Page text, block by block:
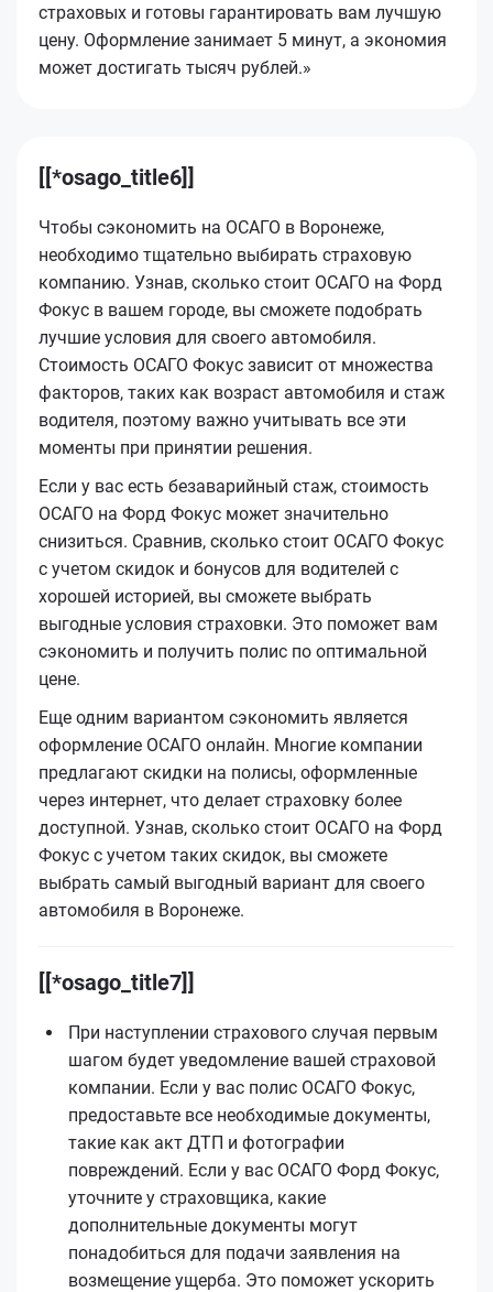
страховых и готовы гарантировать вам лучшую
цену. Оформление занимает 5 минут, а экономия
может достигать тысяч рублей.»
[[*osago_title6]]
Чтобы сэкономить на ОСАГО в Воронеже,
необходимо тщательно выбирать страховую
компанию. Узнав, сколько стоит ОСАГО на Форд
Фокус в вашем городе, вы сможете подобрать
лучшие условия для своего автомобиля.
Стоимость ОСАГО Фокус зависит от множества
факторов, таких как возраст автомобиля и стаж
водителя, поэтому важно учитывать все эти
моменты при принятии решения.
Если у вас есть безаварийный стаж, стоимость
ОСАГО на Форд Фокус может значительно
снизиться. Сравнив, сколько стоит ОСАГО Фокус
с учетом скидок и бонусов для водителей с
хорошей историей, вы сможете выбрать
выгодные условия страховки. Это поможет вам
сэкономить и получить полис по оптимальной
цене.
Еще одним вариантом сэкономить является
оформление ОСАГО онлайн. Многие компании
предлагают скидки на полисы, оформленные
через интернет, что делает страховку более
доступной. Узнав, сколько стоит ОСАГО на Форд
Фокус с учетом таких скидок, вы сможете
выбрать самый выгодный вариант для своего
автомобиля в Воронеже.
[[*osago_title7]]
При наступлении страхового случая первым
шагом будет уведомление вашей страховой
компании. Если у вас полис ОСАГО Фокус,
предоставьте все необходимые документы,
такие как акт ДТП и фотографии
повреждений. Если у вас ОСАГО Форд Фокус,
уточните у страховщика, какие
дополнительные документы могут
понадобиться для подачи заявления на
возмещение ущерба. Это поможет ускорить